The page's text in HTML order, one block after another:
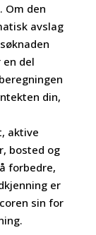
Om den
avslag
del
din,
aktive
bosted og
forbedre,
er
sin for